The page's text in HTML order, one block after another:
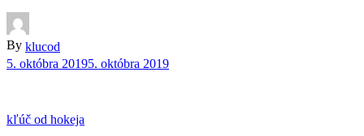
By klucod
5. októbra 20195. októbra 2019
kľúč od hokeja